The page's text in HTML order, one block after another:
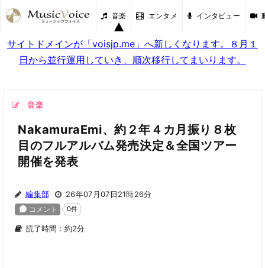
音楽 エンタメ インタビュー
サイトドメインが「voisjp.me」へ新しくなります。８月１
日から並行運用していき、順次移行してまいります。
音楽
NakamuraEmi、約２年４カ月振り８枚
目のフルアルバム発売決定＆全国ツアー
開催を発表
編集部 26年07月07日21時26分
読了時間：約2分